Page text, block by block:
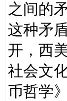
之间的
这种矛
开，西
社会文
币哲学